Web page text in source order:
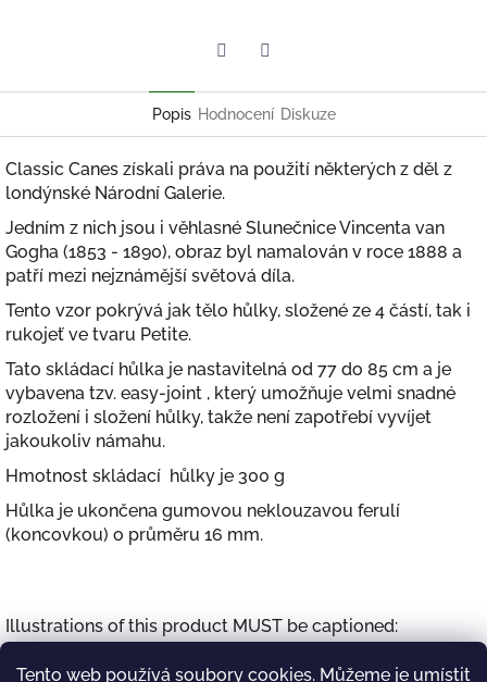
Tento web používá soubory cookies. Můžeme je umístit
Popis Hodnocení Diskuze
Classic Canes získali práva na použití některých z děl z
londýnské Národní Galerie.
Jedním z nich jsou i věhlasné Slunečnice Vincenta van
Gogha (1853 - 1890), obraz byl namalován v roce 1888 a
patří mezi nejznámější světová díla.
Tento vzor pokrývá jak tělo hůlky, složené ze 4 částí, tak i
rukojeť ve tvaru Petite.
Tato skládací hůlka je nastavitelná od 77 do 85 cm a je
vybavena tzv. easy-joint , který umožňuje velmi snadné
rozložení i složení hůlky, takže není zapotřebí vyvíjet
jakoukoliv námahu.
Hmotnost skládací hůlky je 300 g
Hůlka je ukončena gumovou neklouzavou ferulí
(koncovkou) o průměru 16 mm.
Illustrations of this product MUST be captioned: